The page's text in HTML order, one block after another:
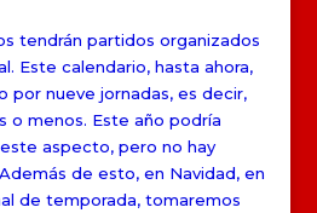
tendrán partidos organizados
Este calendario, hasta ahora,
por nueve jornadas, es decir,
o menos. Este año podría
aspecto, pero no hay
de esto, en Navidad, en
de temporada, tomaremos